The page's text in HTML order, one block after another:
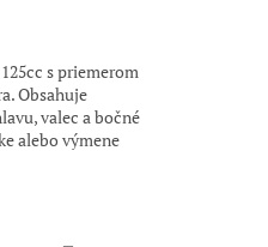
s priemerom
Obsahuje
valec a bočné
alebo výmene